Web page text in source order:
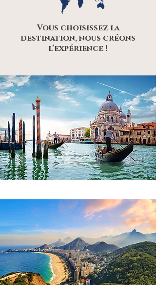
Vous choisissez la
destination, nous créons
l’expérience !